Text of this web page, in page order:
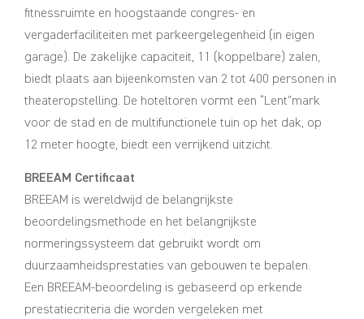
fitnessruimte en hoogstaande congres- en
vergaderfaciliteiten met parkeergelegenheid (in eigen
garage). De zakelijke capaciteit, 11 (koppelbare) zalen,
biedt plaats aan bijeenkomsten van 2 tot 400 personen in
theateropstelling. De hoteltoren vormt een “Lent”mark
voor de stad en de multifunctionele tuin op het dak, op
12 meter hoogte, biedt een verrijkend uitzicht.
BREEAM Certificaat
BREEAM is wereldwijd de belangrijkste
beoordelingsmethode en het belangrijkste
normeringssysteem dat gebruikt wordt om
duurzaamheidsprestaties van gebouwen te bepalen.
Een BREEAM-beoordeling is gebaseerd op erkende
prestatiecriteria die worden vergeleken met